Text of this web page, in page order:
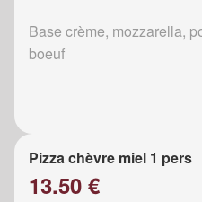
Base crème, mozzarella,
boeuf
Pizza chèvre miel 1 pers
13.50 €